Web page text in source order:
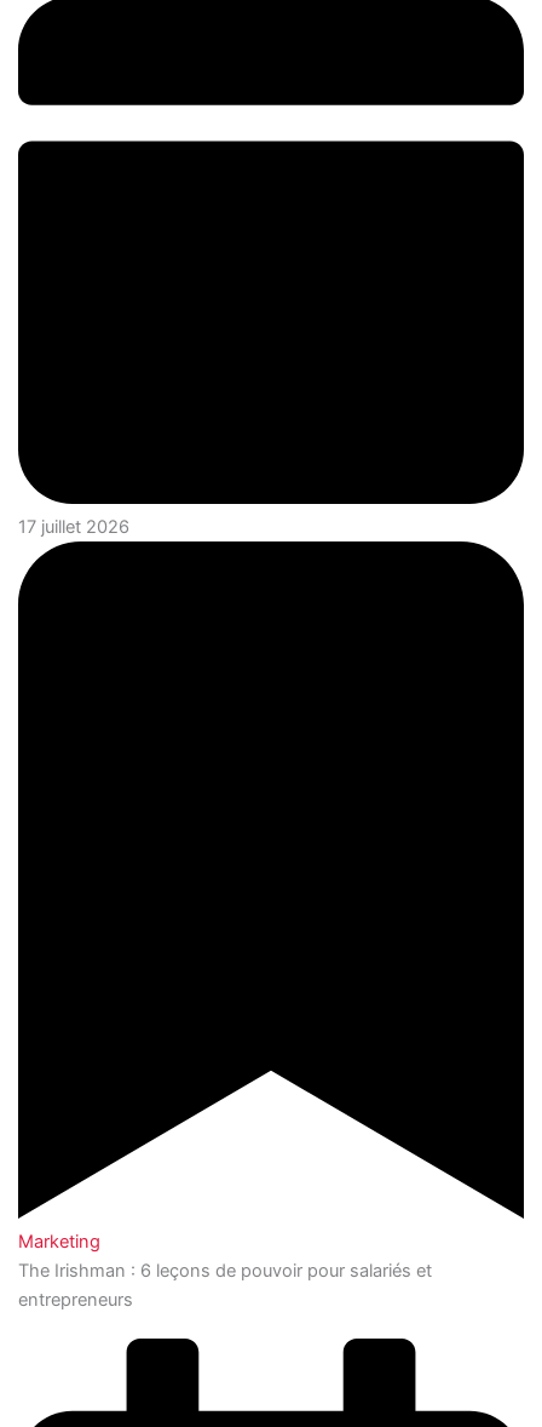
17 juillet 2026
Marketing
The Irishman : 6 leçons de pouvoir pour salariés et
entrepreneurs